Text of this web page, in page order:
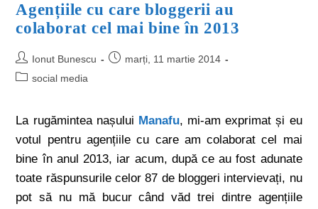
Agențiile cu care bloggerii au
colaborat cel mai bine în 2013
Ionut Bunescu
marți, 11 martie 2014
social media
La rugămintea nașului Manafu, mi-am exprimat și eu
votul pentru agențiile cu care am colaborat cel mai
bine în anul 2013, iar acum, după ce au fost adunate
toate răspunsurile celor 87 de bloggeri intervievați, nu
pot să nu mă bucur când văd trei dintre agențiile